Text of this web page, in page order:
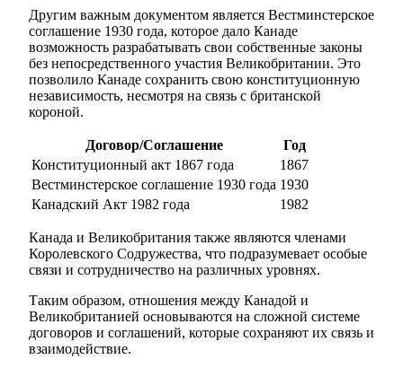
Другим важным документом является Вестминстерское
соглашение 1930 года, которое дало Канаде
возможность разрабатывать свои собственные законы
без непосредственного участия Великобритании. Это
позволило Канаде сохранить свою конституционную
независимость, несмотря на связь с британской
короной.
Договор/Соглашение
Год
Конституционный акт 1867 года
1867
Вестминстерское соглашение 1930 года 1930
Канадский Акт 1982 года
1982
Канада и Великобритания также являются членами
Королевского Содружества, что подразумевает особые
связи и сотрудничество на различных уровнях.
Таким образом, отношения между Канадой и
Великобританией основываются на сложной системе
договоров и соглашений, которые сохраняют их связь и
взаимодействие.